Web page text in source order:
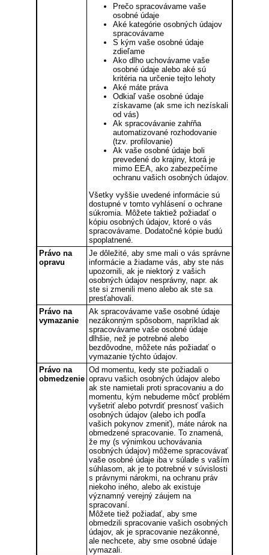
Prečo spracovávame vaše
osobné údaje
Aké kategórie osobných údajov
spracovávame
S kým vaše osobné údaje
zdieľame
Ako dlho uchovávame vaše
osobné údaje alebo aké sú
kritéria na určenie tejto lehoty
Aké máte práva
Odkiaľ vaše osobné údaje
získavame (ak sme ich nezískali
od vás)
Ak spracovávanie zahŕňa
automatizované rozhodovanie
(tzv. profilovanie)
Ak vaše osobné údaje boli
prevedené do krajiny, ktorá je
mimo EEA, ako zabezpečíme
ochranu vašich osobných údajov.
Všetky vyššie uvedené informácie sú
dostupné v tomto vyhlásení o ochrane
súkromia. Môžete taktiež požiadať o
kópiu osobných údajov, ktoré o vás
spracovávame. Dodatočné kópie budú
spoplatnené.
Právo na
opravu
Je dôležité, aby sme mali o vás správne
informácie a žiadame vás, aby ste nás
upozornili, ak je niektorý z vašich
osobných údajov nesprávny, napr. ak
ste si zmenili meno alebo ak ste sa
presťahovali.
Právo na
vymazanie
Ak spracovávame vaše osobné údaje
nezákonným spôsobom, napríklad ak
spracovávame vaše osobné údaje
dlhšie, než je potrebné alebo
bezdôvodne, môžete nás požiadať o
vymazanie týchto údajov.
Právo na
obmedzenie
Od momentu, kedy ste požiadali o
opravu vašich osobných údajov alebo
ak ste namietali proti spracovaniu a do
momentu, kým nebudeme môcť problém
vyšetriť alebo potvrdiť presnosť vašich
osobných údajov (alebo ich podľa
vašich pokynov zmeniť), máte nárok na
obmedzené spracovanie. To znamená,
že my (s výnimkou uchovávania
osobných údajov) môžeme spracovávať
vaše osobné údaje iba v súlade s vaším
súhlasom, ak je to potrebné v súvislosti
s právnymi nárokmi, na ochranu práv
niekoho iného, alebo ak existuje
významný verejný záujem na
spracovaní.
Môžete tiež požiadať, aby sme
obmedzili spracovanie vašich osobných
údajov, ak je spracovanie nezákonné,
ale nechcete, aby sme osobné údaje
vymazali.